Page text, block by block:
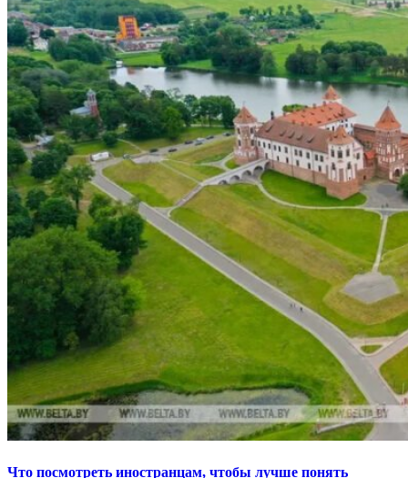
Что посмотреть иностранцам, чтобы лучше понять